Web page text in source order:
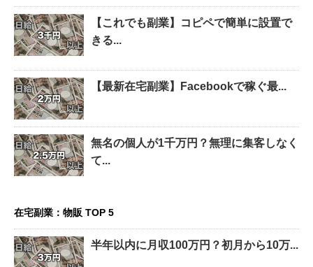
【これでも副業】コピペで簡単に設置で
きる...
【最新在宅副業】Facebookで稼ぐ最...
無名の個人が1千万円？無理に集客しなく
て...
在宅副業：物販 TOP 5
半年以内に月収100万円？初月から10万...